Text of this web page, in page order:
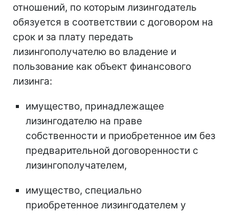
отношений, по которым лизингодатель
обязуется в соответствии с договором на
срок и за плату передать
лизингополучателю во владение и
пользование как объект финансового
лизинга:
имущество, принадлежащее
лизингодателю на праве
собственности и приобретенное им без
предварительной договоренности с
лизингополучателем,
имущество, специально
приобретенное лизингодателем у